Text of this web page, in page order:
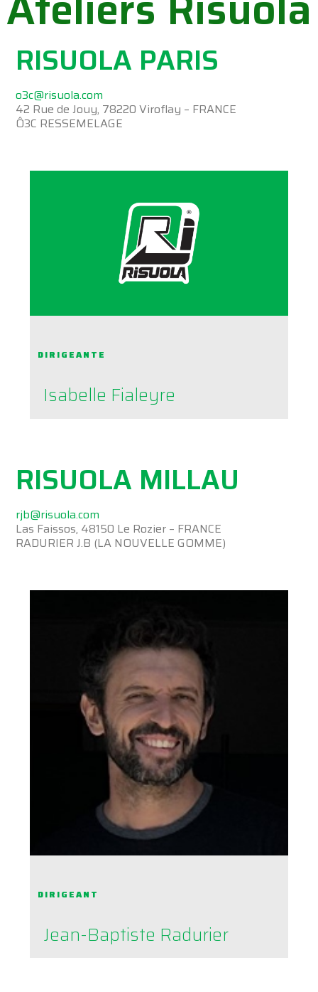
RISUOLA PARIS
o3c@risuola.com
42 Rue de Jouy, 78220 Viroflay – FRANCE
Ô3C RESSEMELAGE
DIRIGEANTE
Isabelle Fialeyre
RISUOLA MILLAU
rjb@risuola.com
Las Faissos, 48150 Le Rozier – FRANCE
RADURIER J.B (LA NOUVELLE GOMME)
DIRIGEANT
Jean-Baptiste Radurier